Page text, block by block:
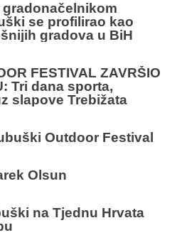
se profilirao kao
gradova u BiH
FESTIVAL ZAVRŠIO
Tri dana sporta,
slapove Trebižata
Outdoor Festival
Olsun
na Tjednu Hrvata